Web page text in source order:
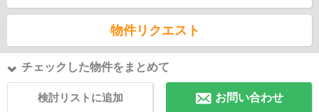
物件リクエスト
チェックした物件をまとめて
検討リストに追加 お問い合わせ